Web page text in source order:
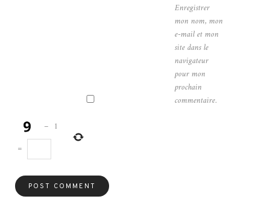
Enregistrer
mon nom, mon
e-mail et mon
site dans le
navigateur
pour mon
prochain
commentaire.
− 1
=